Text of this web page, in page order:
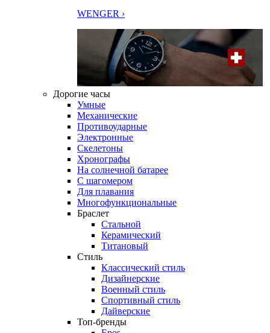
WENGER ›
Дорогие часы
Умные
Механические
Противоударные
Электронные
Скелетоны
Хронографы
На солнечной батарее
С шагомером
Для плавания
Многофункциональные
Браслет
Стальной
Керамический
Титановый
Стиль
Классический стиль
Дизайнерские
Военный стиль
Спортивный стиль
Дайверские
Топ-бренды